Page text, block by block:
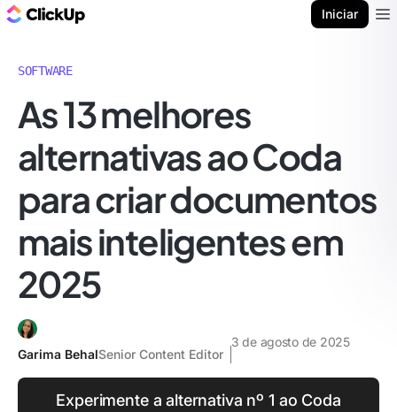
Iniciar
SOFTWARE
As 13 melhores
alternativas ao Coda
para criar documentos
mais inteligentes em
2025
Garima BehalSenior Content Editor
3 de agosto de 2025
Experimente a alternativa nº 1 ao Coda